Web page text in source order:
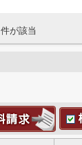
件が該当